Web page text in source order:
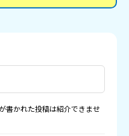
書かれた投稿は紹介できませ